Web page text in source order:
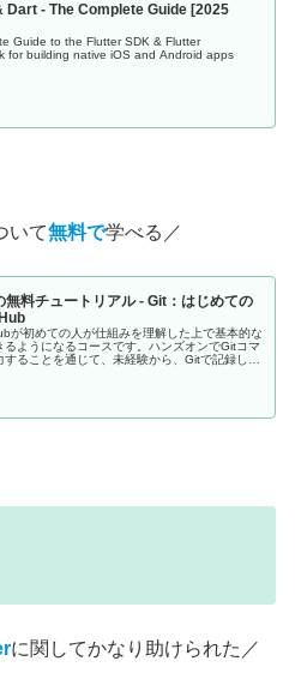
Dart - The Complete Guide [2025
Guide to the Flutter SDK & Flutter
for building native iOS and Android apps
いて無料で学べる／
無料チュートリアル - Git：はじめての
が初めての人が仕組みを理解した上で基本的な
るようになるコースです。ハンズオンでGitコマ
することを通じて、未経験から、Gitで記録し
に関してかなり助けられた／